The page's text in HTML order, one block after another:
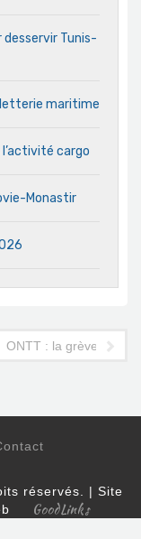
desservir Tunis-
maritime
l’activité cargo
Monastir
!
ONTT : la grève est
réservés. | Site
GoodLinks